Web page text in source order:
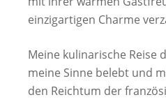
einzigartigen Charme
Meine kulinarische Reise
meine Sinne belebt und
den Reichtum der